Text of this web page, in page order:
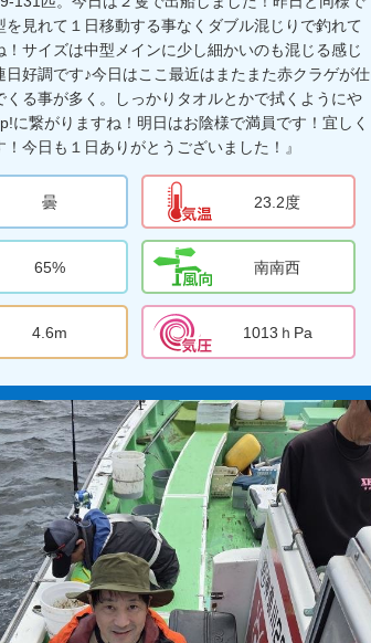
を見れて１日移動する事なくダブル混じりで釣れて
！サイズは中型メインに少し細かいのも混じる感じ
日好調です♪今日はここ最近はまたまた赤クラゲが仕
くる事が多く。しっかりタオルとかで拭くようにや
に繋がりますね！明日はお陰様で満員です！宜しく
！今日も１日ありがとうございました！』
曇 23.2度
65% 南南西
4.6m 1013ｈPa